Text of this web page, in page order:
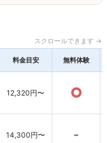
スクロールできます →
料金目安 無料体験
12,320円〜 ○
14,300円〜 -